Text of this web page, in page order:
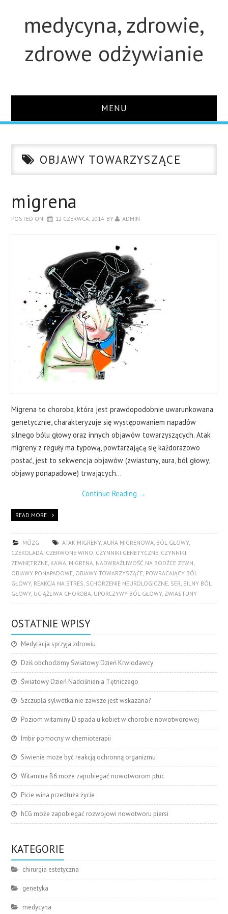
medycyna, zdrowie,
zdrowe odżywianie
MENU
STUDIA
KONTAKT
OBJAWY TOWARZYSZĄCE
migrena
POSTED ON 12 CZERWCA, 2014 BY ADMIN
Migrena to choroba, która jest prawdopodobnie uwarunkowana
genetycznie, charakteryzuje się występowaniem napadów
silnego bólu głowy oraz innych objawów towarzyszących. Atak
migreny z reguły ma typową, powtarzającą się każdorazowo
postać, jest to sekwencja objawów (zwiastuny, aura, ból głowy,
objawy ponapadowe) trwających…
Continue Reading →
READ MORE
MÓZG ATAK MIGRENY,AURA MIGRENOWA BÓL GŁOWY,
CZEKOLADA CZERWONE WINO CZYNNIKI GENETYCZNE CZYNNIKI
ZEWNĘTRZNE KAWA MIGRENA NADWRAŻLIWOŚĆ NA BODŹCE ZEWN
OBJAWY PONAPADOWE OBJAWY TOWARZYSZĄCE POWRACAJĄCY BÓL
GŁOWY, REAKCJA NA STRES SCHORZENIE NEUROLOGICZNE SER SILNY BÓL
GŁOWY, UCIĄŻLIWA CHOROBA UPORCZYWY BÓL GŁOWY, ZWIASTUNY
OSTATNIE WPISY
Medytacja sprzyja zdrowiu
Dziś obchodzimy Światowy Dzień Krwiodawcy
Światowy Dzień Nadciśnienia Tętniczego
Szczupła sylwetka nie zawsze jest wskazana?
Poziom witaminy D spada u kobiet w chorobie nowotworowej
Imbir pomocny w chemioterapii
Siwienie może być reakcją ochronną organizmu
Witamina B6 może zapobiegać nowotworom płuc
Picie wina przedłuża życie
hCG może zapobiegać rozwojowi nowotworu piersi
KATEGORIE
chirurgia estetyczna
genetyka
medycyna